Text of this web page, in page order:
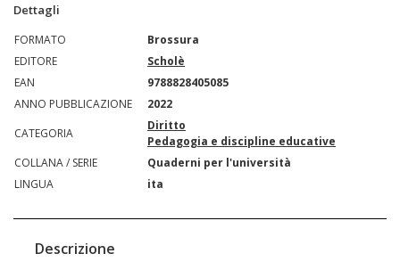
Dettagli
FORMATO
Brossura
EDITORE
Scholè
EAN
9788828405085
ANNO PUBBLICAZIONE
2022
CATEGORIA
Diritto
Pedagogia e discipline educative
COLLANA / SERIE
Quaderni per l'università
LINGUA
ita
Descrizione